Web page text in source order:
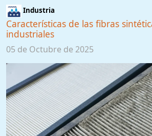
Industria
Características de las fibras
industriales
05 de Octubre de 2025